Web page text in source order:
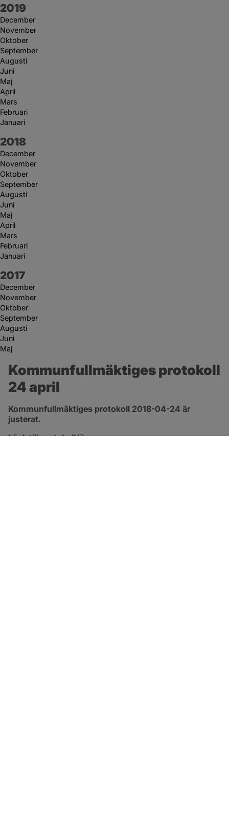
År:
2019
December
November
Oktober
September
Augusti
Juni
Maj
April
Mars
Februari
Januari
År:
2018
December
November
Oktober
September
Augusti
Juni
Maj
April
Mars
Februari
Januari
År:
2017
December
November
Oktober
September
Augusti
Juni
Maj
Kommunfullmäktiges protokoll
24 april
Kommunfullmäktiges protokoll 2018-04-24 är
justerat.
Länk till protokoll
pdf, 2.9 MB, öppnas i nytt fönster.